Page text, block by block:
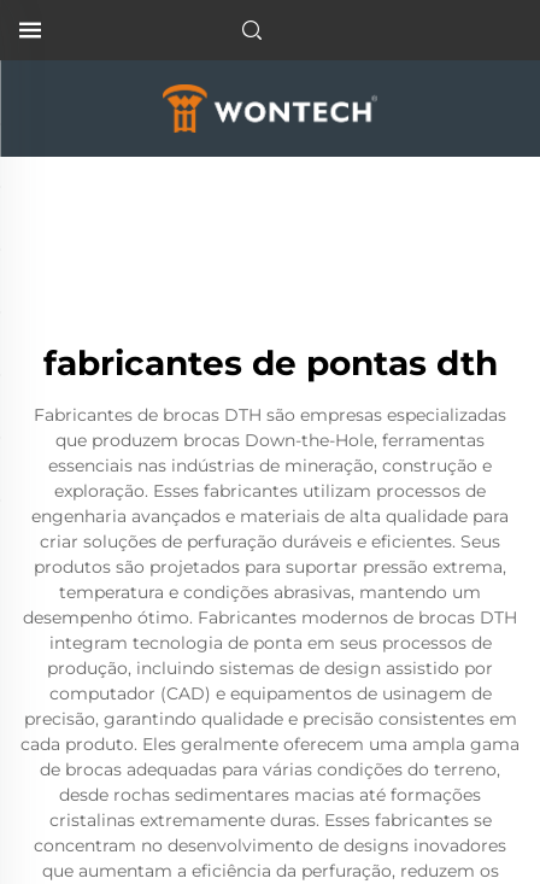
fabricantes de pontas dth
Fabricantes de brocas DTH são empresas especializadas
que produzem brocas Down-the-Hole, ferramentas
essenciais nas indústrias de mineração, construção e
exploração. Esses fabricantes utilizam processos de
engenharia avançados e materiais de alta qualidade para
criar soluções de perfuração duráveis e eficientes. Seus
produtos são projetados para suportar pressão extrema,
temperatura e condições abrasivas, mantendo um
desempenho ótimo. Fabricantes modernos de brocas DTH
integram tecnologia de ponta em seus processos de
produção, incluindo sistemas de design assistido por
computador (CAD) e equipamentos de usinagem de
precisão, garantindo qualidade e precisão consistentes em
cada produto. Eles geralmente oferecem uma ampla gama
de brocas adequadas para várias condições do terreno,
desde rochas sedimentares macias até formações
cristalinas extremamente duras. Esses fabricantes se
concentram no desenvolvimento de designs inovadores
que aumentam a eficiência da perfuração, reduzem os